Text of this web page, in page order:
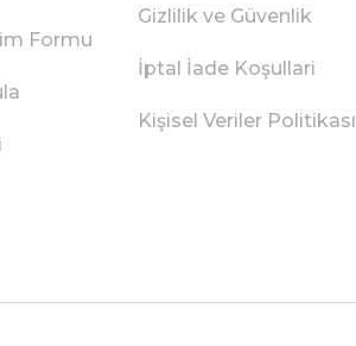
Formu
Gizlilik ve Güvenlik
İptal İade Koşullari
Kişisel Veriler Politikası